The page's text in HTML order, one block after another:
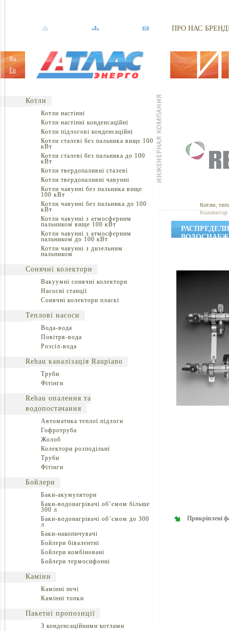
Ru
En
ПРО НАС
Котли
Котли настінні
Котли настінні конденсаційні
Котли підлогові конденсаційні
Котли сталеві без пальника вище 100
кВт
Котли сталеві без пальника до 100
кВт
Котли твердопаливні сталеві
Котли твердопаливні чавунні
Котли чавунні без пальника вище
100 кВт
Котли чавунні без пальника до 100
кВт
Котли чавунні з атмосферним
пальником вище 100 кВт
Котли чавунні з атмосферним
пальником до 100 кВт
Котли чавунні з дизельним
пальником
Сонячні колектори
Вакуумні сонячні колектори
Насосні станції
Сонячні колектори пласкі
Теплові насоси
Вода-вода
Повітря-вода
Розсіл-вода
Rehau каналізація Raupiano
Труби
Фітінги
Rehau опалення та
водопостачання
Автоматика теплої підлоги
Гофротруба
Жолоб
Колектори розподільні
Труби
Фітінги
Бойлери
Баки-акумулятори
Баки-водонагрівачі об’ємом більше
300 л
Баки-водонагрівачі об’ємом до 300
л
Баки-накопичувачі
Бойлери бівалентні
Бойлери комбіновані
Бойлери термосифонні
Каміни
Камінні печі
Камінні топки
Пакетні пропозиції
З конденсаційними котлами
Котли,
Прикріплені